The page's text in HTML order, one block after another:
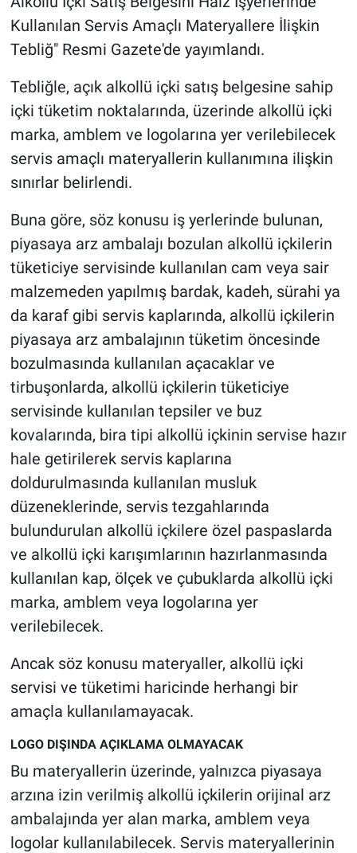
Kullanılan Servis Amaçlı Materyallere İlişkin
Tebliğ" Resmi Gazete'de yayımlandı.
Tebliğle, açık alkollü içki satış belgesine sahip
içki tüketim noktalarında, üzerinde alkollü içki
marka, amblem ve logolarına yer verilebilecek
servis amaçlı materyallerin kullanımına ilişkin
sınırlar belirlendi.
Buna göre, söz konusu iş yerlerinde bulunan,
piyasaya arz ambalajı bozulan alkollü içkilerin
tüketiciye servisinde kullanılan cam veya sair
malzemeden yapılmış bardak, kadeh, sürahi ya
da karaf gibi servis kaplarında, alkollü içkilerin
piyasaya arz ambalajının tüketim öncesinde
bozulmasında kullanılan açacaklar ve
tirbuşonlarda, alkollü içkilerin tüketiciye
servisinde kullanılan tepsiler ve buz
kovalarında, bira tipi alkollü içkinin servise hazır
hale getirilerek servis kaplarına
doldurulmasında kullanılan musluk
düzeneklerinde, servis tezgahlarında
bulundurulan alkollü içkilere özel paspaslarda
ve alkollü içki karışımlarının hazırlanmasında
kullanılan kap, ölçek ve çubuklarda alkollü içki
marka, amblem veya logolarına yer
verilebilecek.
Ancak söz konusu materyaller, alkollü içki
servisi ve tüketimi haricinde herhangi bir
amaçla kullanılamayacak.
LOGO DIŞINDA AÇIKLAMA OLMAYACAK
Bu materyallerin üzerinde, yalnızca piyasaya
arzına izin verilmiş alkollü içkilerin orijinal arz
ambalajında yer alan marka, amblem veya
logolar kullanılabilecek. Servis materyallerinin
Günün görüntüsü
Haber
İlan
Koronavirüs
Kültür Sanat
Ne demişti
Nedir
Popüler
Programlar
Sağlık
Spor
Teknoloji
Türkiye'nin Geleceği
Yerel Gündem
Canlı Yayın